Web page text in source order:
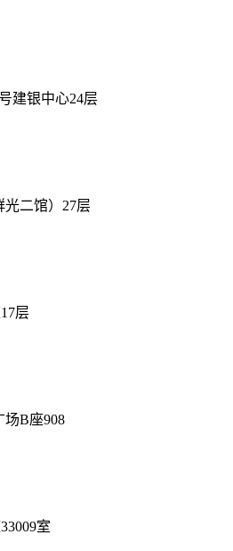
建银中心24层
二馆）27层
层
场B座908
室